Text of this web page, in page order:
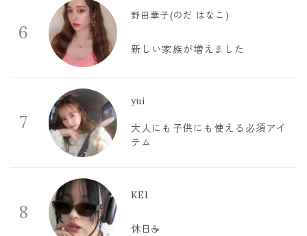
6
野田華子(のだ はなこ)
新しい家族が増えました
7
yui
大人にも子供にも使える必須アイ
テム
8
KEI
休日☕️